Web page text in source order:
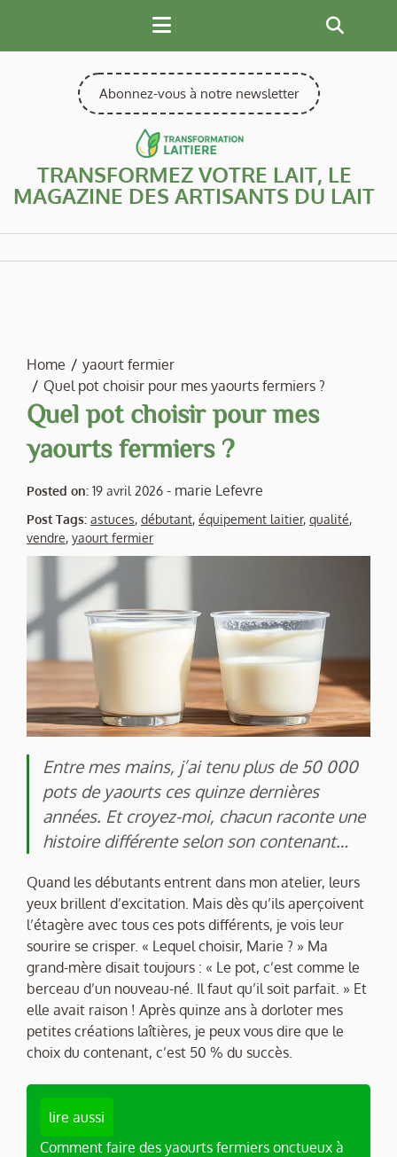
content
Abonnez-vous à notre newsletter
TRANSFORMEZ VOTRE LAIT, LE
MAGAZINE DES ARTISANTS DU LAIT
Home
yaourt fermier
Quel pot choisir pour mes yaourts fermiers ?
Quel pot choisir pour mes
yaourts fermiers ?
Posted on: 19 avril 2026 - marie Lefevre
Post Tags: astuces, débutant, équipement laitier, qualité,
vendre, yaourt fermier
Entre mes mains, j’ai tenu plus de 50 000
pots de yaourts ces quinze dernières
années. Et croyez-moi, chacun raconte une
histoire différente selon son contenant…
Quand les débutants entrent dans mon atelier, leurs
yeux brillent d’excitation. Mais dès qu’ils aperçoivent
l’étagère avec tous ces pots différents, je vois leur
sourire se crisper. « Lequel choisir, Marie ? » Ma
grand-mère disait toujours : « Le pot, c’est comme le
berceau d’un nouveau-né. Il faut qu’il soit parfait. » Et
elle avait raison ! Après quinze ans à dorloter mes
petites créations laîtières, je peux vous dire que le
choix du contenant, c’est 50 % du succès.
lire aussi
Comment faire des yaourts fermiers onctueux à